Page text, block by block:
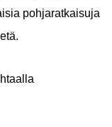
pohjaratkaisuja